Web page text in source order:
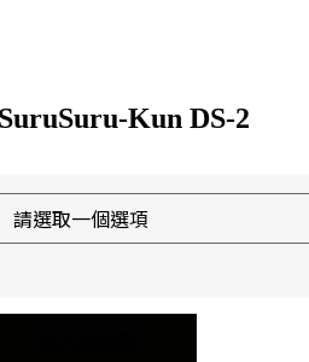
Kun DS-2